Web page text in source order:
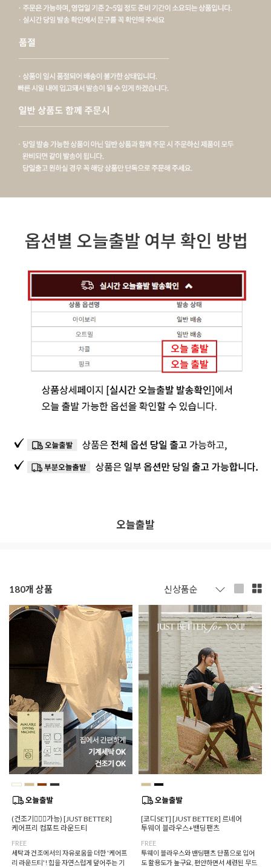
오늘출발
180개 상품
(건조기🙆🏻‍♀️가능) [JUST BETTER]
케어프리 컴포트 라운드티
FREE
세탁과 건조에서의 자유로움을 더한 '케어프
리 라운드티'! 힙을 자연스럽게 덮어주는 기
[코디SET] [JUST BETTER] 르네어
투웨이 블라우스+밴딩팬츠
FREE
투웨이 블라우스와 밴딩팬츠 단품으로 입어
도 활용도가 높구요, 편안하면서 세련된 무드